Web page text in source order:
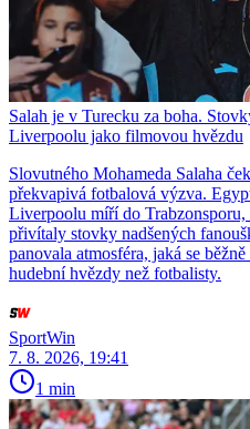
Salah je v Turecku za boha.
Liverpoolu jako filmovou hvězdu
Slovutného Mohameda Salaha
překvapivá fotbalová výzva.
Liverpoolu míří do
přivítaly stovky nadšených
panovala atmosféra, jaká se
hudební hvězdy než fotbalisty.
SportWin
7. 8. 2026, 19:41
1 min